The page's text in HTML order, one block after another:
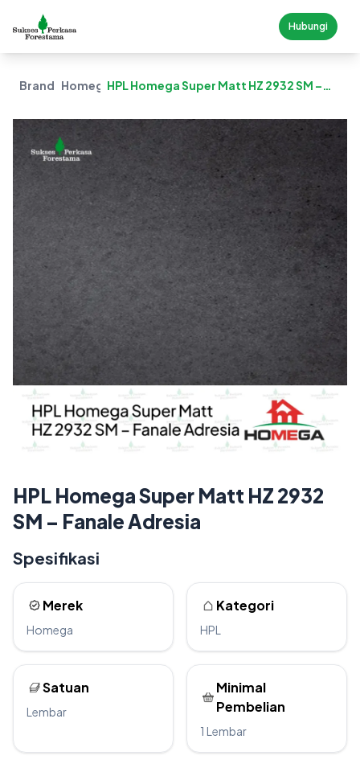
Hubungi
Brand HomegaHPL Homega Super Matt HZ 2932 SM –
HPL Homega Super Matt HZ 2932
SM – Fanale Adresia
Spesifikasi
Merek
Homega
Kategori
HPL
Satuan
Lembar
Minimal
Pembelian
1 Lembar